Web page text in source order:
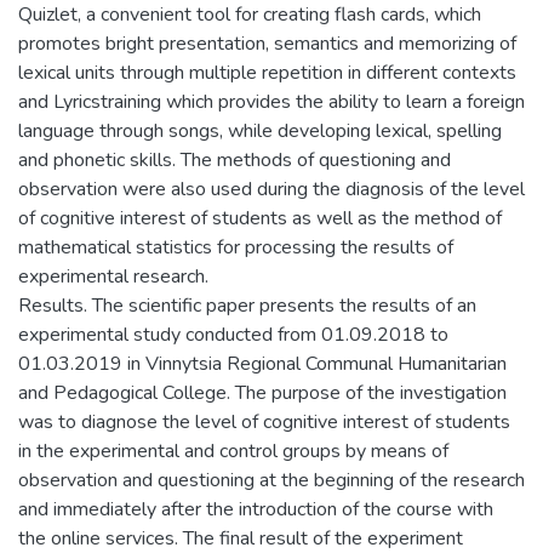
Quizlet, a convenient tool for creating flash cards, which
promotes bright presentation, semantics and memorizing of
lexical units through multiple repetition in different contexts
and Lyricstraining which provides the ability to learn a foreign
language through songs, while developing lexical, spelling
and phonetic skills. The methods of questioning and
observation were also used during the diagnosis of the level
of cognitive interest of students as well as the method of
mathematical statistics for processing the results of
experimental research.
Results. The scientific paper presents the results of an
experimental study conducted from 01.09.2018 to
01.03.2019 in Vinnytsia Regional Communal Humanitarian
and Pedagogical College. The purpose of the investigation
was to diagnose the level of cognitive interest of students
in the experimental and control groups by means of
observation and questioning at the beginning of the research
and immediately after the introduction of the course with
the online services. The final result of the experiment